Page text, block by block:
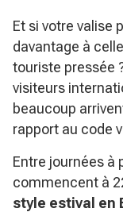
Et si votre valise
davantage à celle
touriste pressée
visiteurs
beaucoup
rapport au code
Entre journées à
commencent à
style estival en